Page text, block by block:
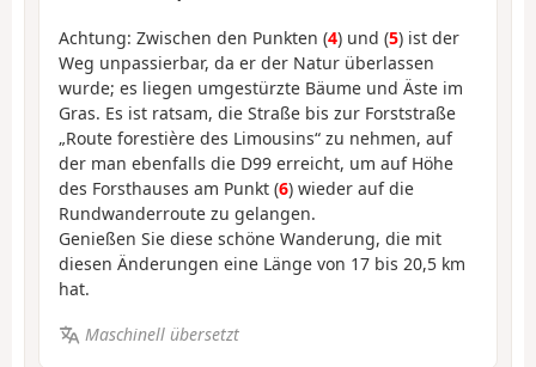
Achtung: Zwischen den Punkten (4) und (5) ist der
Weg unpassierbar, da er der Natur überlassen
wurde; es liegen umgestürzte Bäume und Äste im
Gras. Es ist ratsam, die Straße bis zur Forststraße
„Route forestière des Limousins“ zu nehmen, auf
der man ebenfalls die D99 erreicht, um auf Höhe
des Forsthauses am Punkt (6) wieder auf die
Rundwanderroute zu gelangen.
Genießen Sie diese schöne Wanderung, die mit
diesen Änderungen eine Länge von 17 bis 20,5 km
hat.
Maschinell übersetzt